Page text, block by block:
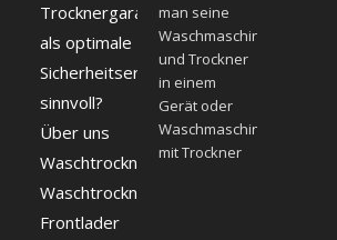
Trocknergarantien
als optimale
Sicherheitsergänzung
sinnvoll?
Über uns
Waschtrockner
Waschtrockner
Frontlader
man seine
Waschmaschine
und Trockner
in einem
Gerät oder
Waschmaschine
mit Trockner